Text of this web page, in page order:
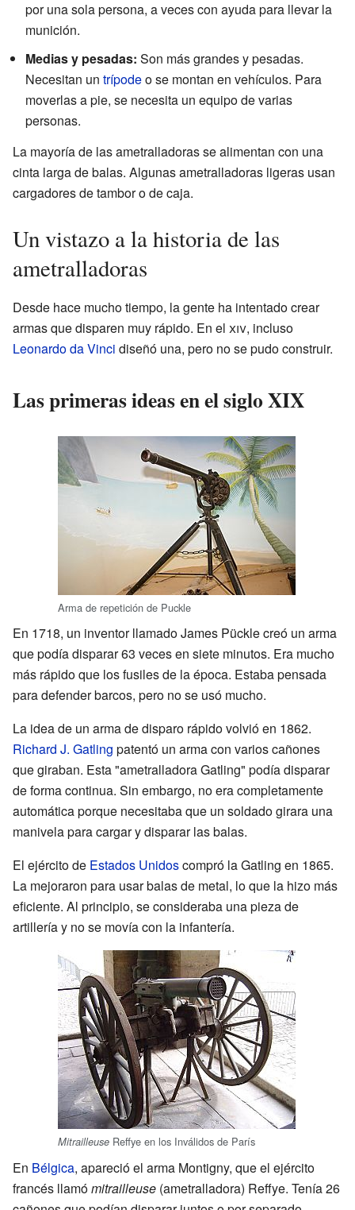
por una sola persona, a veces con ayuda para llevar la
munición.
Medias y pesadas: Son más grandes y pesadas.
Necesitan un trípodeo se montan en vehículos. Para
moverlas a pie, se necesita un equipo de varias
personas.
La mayoría de las ametralladoras se alimentan con una
cinta larga de balas. Algunas ametralladoras ligeras usan
cargadores de tambor o de caja.
Un vistazo a la historia de las
ametralladoras
Desde hace mucho tiempo, la gente ha intentado crear
armas que disparen muy rápido. En el xiv, incluso
Leonardo da Vinci diseñó una, pero no se pudo construir.
Las primeras ideas en el siglo XIX
Arma de repetición de Puckle
En 1718, un inventor llamado James Pückle creó un arma
que podía disparar 63 veces en siete minutos. Era mucho
más rápido que los fusiles de la época. Estaba pensada
para defender barcos, pero no se usó mucho.
La idea de un arma de disparo rápido volvió en 1862.
Richard J. Gatling patentó un arma con varios cañones
que giraban. Esta "ametralladora Gatling" podía disparar
de forma continua. Sin embargo, no era completamente
automática porque necesitaba que un soldado girara una
manivela para cargar y disparar las balas.
El ejército de Estados Unidoscompró la Gatling en 1865.
La mejoraron para usar balas de metal, lo que la hizo más
eficiente. Al principio, se consideraba una pieza de
artillería y no se movía con la infantería.
Mitrailleuse Reffye en los Inválidos de París
En Bélgica, apareció el arma Montigny, que el ejército
francés llamómitrailleuse (ametralladora) Reffye. Tenía 26